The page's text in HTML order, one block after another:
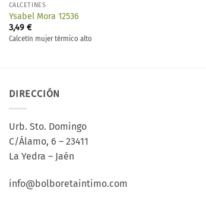
CALCETINES
Ysabel Mora 12536
3,49 €
Calcetín mujer térmico alto
DIRECCIÓN
Urb. Sto. Domingo
C/Álamo, 6 – 23411
La Yedra – Jaén
info@bolboretaintimo.com